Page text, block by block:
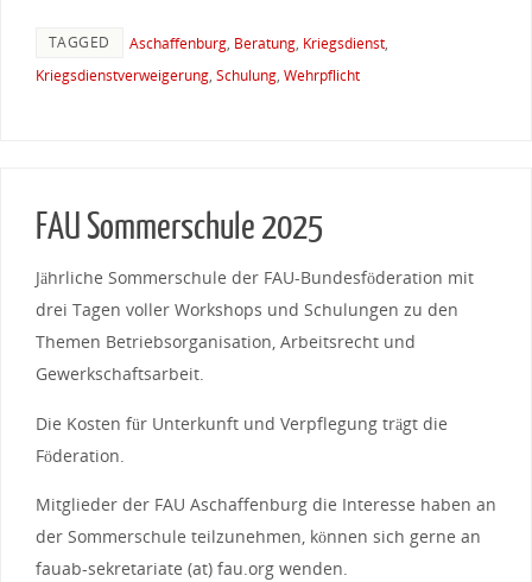
TAGGED Aschaffenburg, Beratung, Kriegsdienst,
Kriegsdienstverweigerung, Schulung, Wehrpflicht
FAU Sommerschule 2025
Jährliche Sommerschule der FAU-Bundesföderation mit
drei Tagen voller Workshops und Schulungen zu den
Themen Betriebsorganisation, Arbeitsrecht und
Gewerkschaftsarbeit.
Die Kosten für Unterkunft und Verpflegung trägt die
Föderation.
Mitglieder der FAU Aschaffenburg die Interesse haben an
der Sommerschule teilzunehmen, können sich gerne an
fauab-sekretariate (at) fau.org wenden.